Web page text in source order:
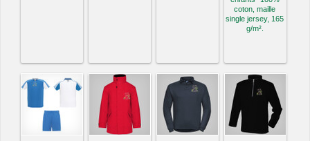
coton, maille
single jersey, 165
g/m².